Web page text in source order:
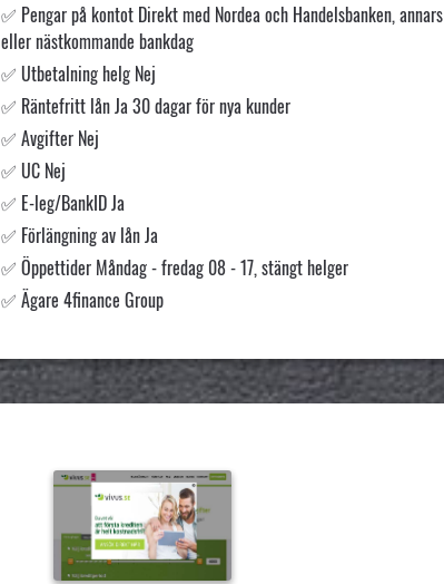
Pengar på kontot Direkt med Nordea och Handelsbanken,
eller nästkommande bankdag
Utbetalning helg Nej
Räntefritt lån Ja 30 dagar för nya kunder
Avgifter Nej
UC Nej
E-leg/BankID Ja
Förlängning av lån Ja
Öppettider Måndag - fredag 08 - 17, stängt helger
Ägare 4finance Group